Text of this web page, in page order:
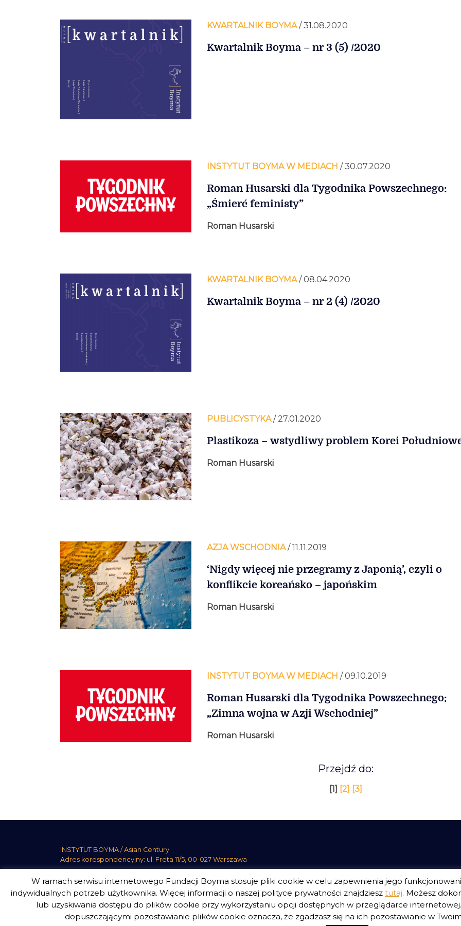
KWARTALNIK BOYMA/ 31.08.2020
Kwartalnik Boyma – nr 3 (5) /2020
INSTYTUT BOYMA W MEDIACH / 30.07.2020
Roman Husarski dla Tygodnika Powszechnego:
„Śmierć feministy”
Roman Husarski
KWARTALNIK BOYMA/ 08.04.2020
Kwartalnik Boyma – nr 2 (4) /2020
PUBLICYSTYKA/ 27.01.2020
Plastikoza – wstydliwy problem Korei
Roman Husarski
AZJA WSCHODNIA/ 11.11.2019
‘Nigdy więcej nie przegramy z Japonią’, czyli o
konflikcie koreańsko – japońskim
Roman Husarski
INSTYTUT BOYMA W MEDIACH / 09.10.2019
Roman Husarski dla Tygodnika Powszechnego:
„Zimna wojna w Azji Wschodniej”
Roman Husarski
Przejdź do:
[1] [2] [3]
INSTYTUT BOYMA / Asian Century
Adres korespondencyjny: ul. Freta 11/5, 00-027 Warszawa
INSTYTUT BOYMA. WSZELKIE PRAWA ZASTRZEŻONE.Polityka Prywatności Serwisu Polityka Prywatności Fundacji
design Beata Świerczyńska , development Alan Głodek
W ramach serwisu internetowego Fundacji Boyma stosuje pliki cookie w celu zapewnienia jego
indywidualnych potrzeb użytkownika. Więcej informacji o naszej polityce prywatności znajdziesz tutaj. Możesz
lub uzyskiwania dostępu do plików cookie przy wykorzystaniu opcji dostępnych w przeglądarce
dopuszczającymi pozostawianie plików cookie oznacza, że zgadzasz się na ich pozostawianie w